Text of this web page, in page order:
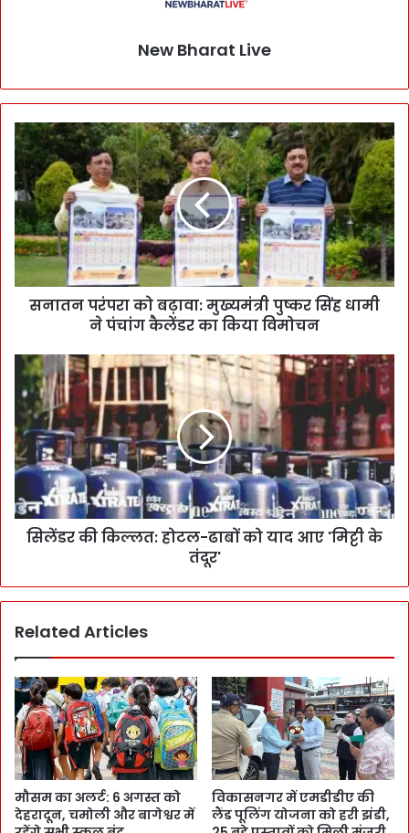
New Bharat Live
सनातन परंपरा को बढ़ावा: मुख्यमंत्री पुष्कर सिंह धामी
ने पंचांग कैलेंडर का किया विमोचन
सिलेंडर की किल्लत: होटल-ढाबों को याद आए 'मिट्टी के
तंदूर'
Related Articles
मौसम का अलर्ट: 6 अगस्त को
देहरादून, चमोली और बागेश्वर में
विकासनगर में एमडीडीए की
लैंड पूलिंग योजना को हरी झंडी,